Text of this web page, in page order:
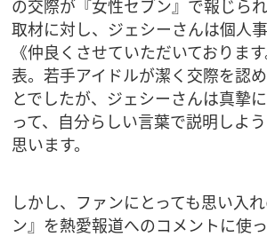
の交際が『女性セブン』で報じら
取材に対し、ジェシーさんは個人
《仲良くさせていただいておりま
表。若手アイドルが潔く交際を認
とでしたが、ジェシーさんは真摯
って、自分らしい言葉で説明しよ
思います。
しかし、ファンにとっても思い入
ン』を熱愛報道へのコメントに使